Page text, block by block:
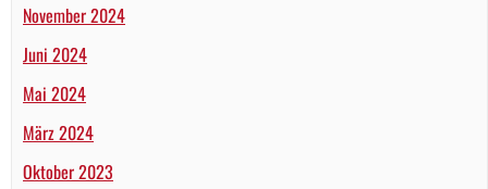
November 2024
Juni 2024
Mai 2024
März 2024
Oktober 2023